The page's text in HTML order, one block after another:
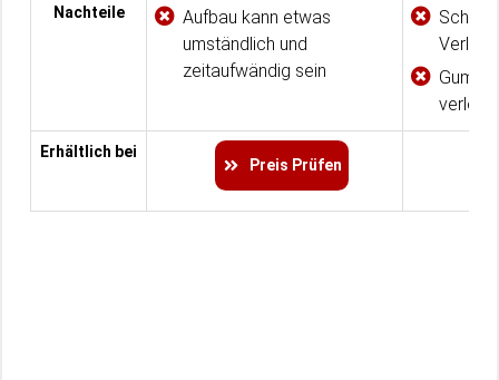
Nachteile
Aufbau kann etwas
umständlich und
zeitaufwändig sein
Erhältlich bei
Preis Prüfen